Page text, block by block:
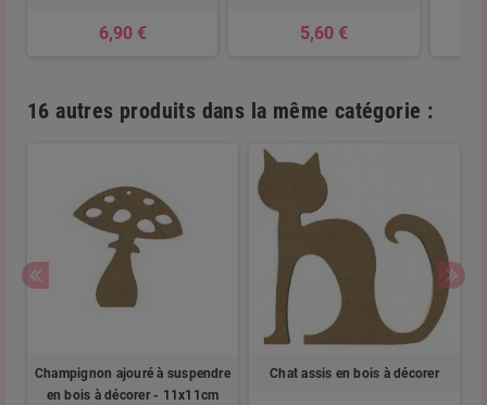
6,90 € 5,60 €
16 autres produits dans la même catégorie :
Champignon ajouré à suspendre
en bois à décorer - 11x11cm
Chat assis en bois à décorer